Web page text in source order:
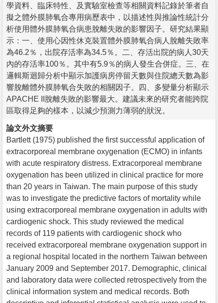
學資料、臨床特性、及實驗室檢查等相關資料記錄於筆者自
擬之體外膜肺氧合專用病歷表中，以描述性與推論性統計分
析使用體外膜肺氧合病患脫離失敗的影響因子。研究結果顯
示：一、使用心因性休克裝置體外膜肺氧合病人脫離失敗率
為46.2％，出院存活率為34.5％。二、存活出院的病人30天
內的存活率100％。其中有5.9％的病人發生合併症。三、在
邏輯斯迴歸分析中顯示加護病房停留天數與住院總天數為影
響脫離體外膜肺氧合失敗的相關因子。四、多變量分析顯示
APACHE II脫離失敗的影響最大。建議未來的研究者能跨院
區取得足夠的樣本，以減少預測力薄弱的狀況。
論文外文摘要
Bartlett (1975) published the first successful application of
extracorporeal membrane oxygenation (ECMO) in infants
with acute respiratory distress. Extracorporeal membrane
oxygenation has been utilized in clinical practice for more
than 20 years in Taiwan. The main purpose of this study
was to investigate the predictive factors of mortality while
using extracorporeal membrane oxygenation in adults with
cardiogenic shock. This study reviewed the medical
records of 119 patients with cardiogenic shock who
received extracorporeal membrane oxygenation support in
a regional hospital located in the northern Taiwan between
January 2009 and September 2017. Demographic, clinical
and laboratory data were collected retrospectively from the
clinical information system and medical records. Both